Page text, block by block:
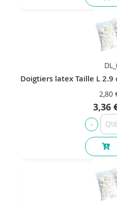
Doigtiers latex Taille L 2.9
2,80
3,36